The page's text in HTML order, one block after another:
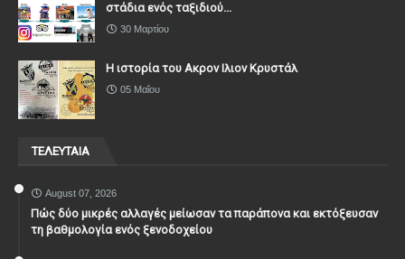
στάδια ενός ταξιδιού...
30 Μαρτίου
Η ιστορία του Ακρον Ιλιον Κρυστάλ
05 Μαΐου
ΤΕΛΕΥΤΑΙΑ
August 07, 2026
Πώς δύο μικρές αλλαγές μείωσαν τα παράπονα και εκτόξευσαν
τη βαθμολογία ενός ξενοδοχείου